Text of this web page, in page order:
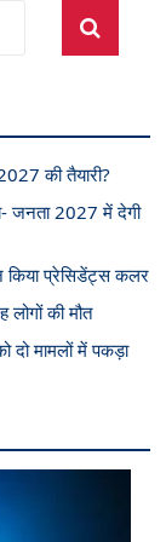
की तैयारी?
जनता 2027 में देगी
किया प्रेसिडेंट्स कलर
की मौत
दो मामलों में पकड़ा